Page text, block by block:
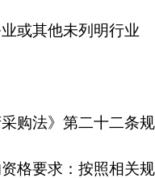
或其他未列明行业
购法》第二十二条规
格要求：按照相关